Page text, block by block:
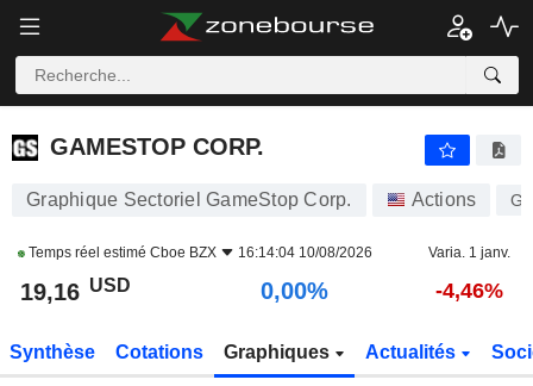
GAMESTOP CORP.
GAMESTOP CORP.
Graphique Sectoriel GameStop Corp. Actions
Temps réel estimé Cboe BZX 16:14:04 10/08/2026 Varia. 1 janv.
19,16 USD 0,00% -4,46%
Synthèse Cotations Graphiques Actualités